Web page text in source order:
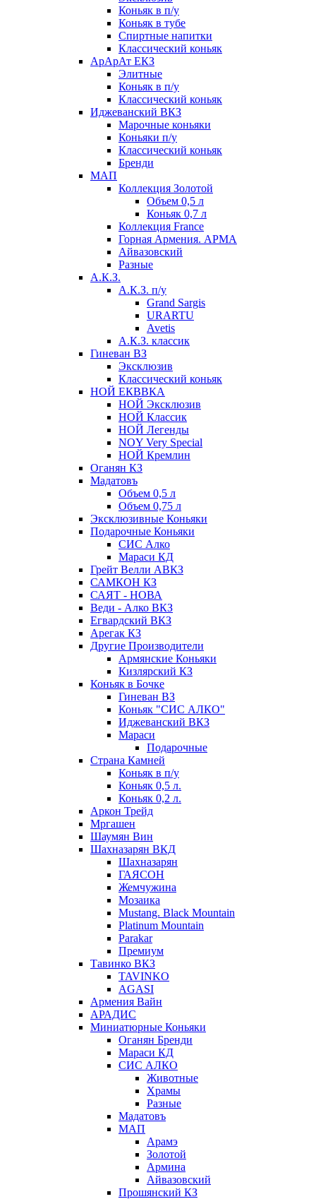
Коньяк в п/у
Коньяк в тубе
Спиртные напитки
Классический коньяк
АрАрАт ЕКЗ
Элитные
Коньяк в п/у
Классический коньяк
Иджеванский ВКЗ
Марочные коньяки
Коньяки п/у
Классический коньяк
Бренди
МАП
Коллекция Золотой
Объем 0,5 л
Коньяк 0,7 л
Коллекция France
Горная Армения. АРМА
Айвазовский
Разные
А.К.З.
А.К.З. п/у
Grand Sargis
URARTU
Avetis
А.К.З. классик
Гиневан ВЗ
Эксклюзив
Классический коньяк
НОЙ ЕКВВКА
НОЙ Эксклюзив
НОЙ Классик
НОЙ Легенды
NOY Very Speсial
НОЙ Кремлин
Оганян КЗ
Мадатовъ
Объем 0,5 л
Объем 0,75 л
Эксклюзивные Коньяки
Подарочные Коньяки
СИС Алко
Мараси КД
Грейт Велли АВКЗ
САМКОН КЗ
САЯТ - НОВА
Веди - Алко ВКЗ
Егвардский ВКЗ
Арегак КЗ
Другие Производители
Армянские Коньяки
Кизлярский КЗ
Коньяк в Бочке
Гиневан ВЗ
Коньяк "СИС АЛКО"
Иджеванский ВКЗ
Мараси
Подарочные
Страна Камней
Коньяк в п/у
Коньяк 0,5 л.
Коньяк 0,2 л.
Аркон Трейд
Мргашен
Шаумян Вин
Шахназарян ВКД
Шахназарян
ГАЯСОН
Жемчужина
Мозаика
Mustang. Black Mountain
Platinum Mountain
Parakar
Премиум
Тавинко ВКЗ
TAVINKO
AGASI
Армения Вайн
АРАДИС
Миниатюрные Коньяки
Оганян Бренди
Мараси КД
СИС АЛКО
Животные
Храмы
Разные
Мадатовъ
МАП
Арамэ
Золотой
Армина
Айвазовский
Прошянский КЗ